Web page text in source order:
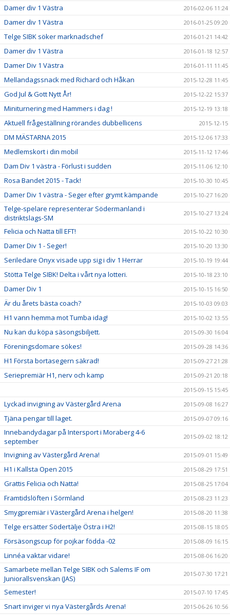
Damer div 1 Västra 2016-02-06 11:24
Damer div 1 Västra 2016-01-25 09:20
Telge SIBK söker marknadschef 2016-01-21 14:42
Damer div 1 Västra 2016-01-18 12:57
Damer Div 1 Västra 2016-01-11 11:45
Mellandagssnack med Richard och Håkan 2015-12-28 11:45
God Jul & Gott Nytt År! 2015-12-22 15:37
Miniturnering med Hammers i dag ! 2015-12-19 13:18
Aktuell frågeställning rörandes dubbellicens 2015-12-15
DM MÄSTARNA 2015 2015-12-06 17:33
Medlemskort i din mobil 2015-11-12 17:46
Dam Div 1 västra - Förlust i sudden 2015-11-06 12:10
Rosa Bandet 2015 - Tack! 2015-10-30 10:45
Damer Div 1 västra - Seger efter grymt kämpande 2015-10-27 16:20
Telge-spelare representerar Södermanland i
distriktslags-SM
2015-10-27 13:24
Felicia och Natta till EFT! 2015-10-22 10:30
Damer Div 1 - Seger! 2015-10-20 13:30
Seriledare Onyx visade upp sig i div 1 Herrar 2015-10-19 19:44
Stötta Telge SIBK! Delta i vårt nya lotteri. 2015-10-18 23:10
Damer Div 1 2015-10-15 16:50
Är du årets bästa coach? 2015-10-03 09:03
H1 vann hemma mot Tumba idag! 2015-10-02 13:55
Nu kan du köpa säsongsbiljett. 2015-09-30 16:04
Föreningsdomare sökes! 2015-09-28 14:36
H1 Första bortasegern säkrad! 2015-09-27 21:28
Seriepremiär H1, nerv och kamp
2015-09-21 20:18
2015-09-15 15:45
Lyckad invigning av Västergård Arena 2015-09-08 16:27
Tjäna pengar till laget. 2015-09-07 09:16
Innebandydagar på Intersport i Moraberg 4-6
september
2015-09-02 18:12
Invigning av Västergård Arena! 2015-09-01 15:49
H1 i Kallsta Open 2015 2015-08-29 17:51
Grattis Felicia och Natta! 2015-08-25 17:04
Framtidslöften i Sörmland 2015-08-23 11:23
Smygpremiär i Västergård Arena i helgen! 2015-08-20 11:38
Telge ersätter Södertälje Östra i H2! 2015-08-15 18:05
Försäsongscup för pojkar födda -02 2015-08-09 16:15
Linnéa vaktar vidare! 2015-08-06 16:20
Samarbete mellan Telge SIBK och Salems IF om
Juniorallsvenskan (JAS)
2015-07-30 17:21
Semester! 2015-07-10 17:45
Snart inviger vi nya Västergårds Arena! 2015-06-26 10:56